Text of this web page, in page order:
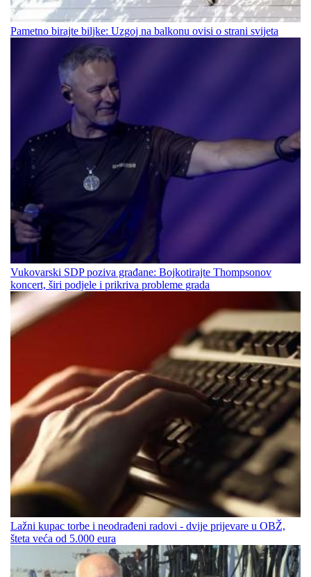
Pametno birajte biljke: Uzgoj na balkonu ovisi o strani svijeta
Vukovarski SDP poziva građane: Bojkotirajte Thompsonov
koncert, širi podjele i prikriva probleme grada
Lažni kupac torbe i neodrađeni radovi - dvije prijevare u OBŽ,
šteta veća od 5.000 eura